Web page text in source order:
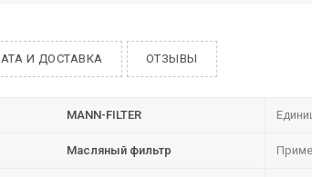
И ДОСТАВКА ОТЗЫВЫ
MANN-FILTER
Масляный фильтр